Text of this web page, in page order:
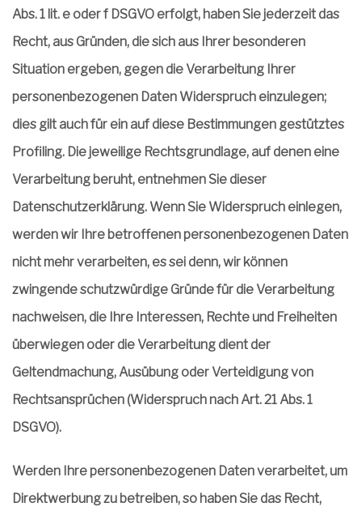
Abs. 1 lit. e oder f DSGVO erfolgt, haben Sie jederzeit das
Recht, aus Gründen, die sich aus Ihrer besonderen
Situation ergeben, gegen die Verarbeitung Ihrer
personenbezogenen Daten Widerspruch einzulegen;
dies gilt auch für ein auf diese Bestimmungen gestütztes
Profiling. Die jeweilige Rechtsgrundlage, auf denen eine
Verarbeitung beruht, entnehmen Sie dieser
Datenschutzerklärung. Wenn Sie Widerspruch einlegen,
werden wir Ihre betroffenen personenbezogenen Daten
nicht mehr verarbeiten, es sei denn, wir können
zwingende schutzwürdige Gründe für die Verarbeitung
nachweisen, die Ihre Interessen, Rechte und Freiheiten
überwiegen oder die Verarbeitung dient der
Geltendmachung, Ausübung oder Verteidigung von
Rechtsansprüchen (Widerspruch nach Art. 21 Abs. 1
DSGVO).
Werden Ihre personenbezogenen Daten verarbeitet, um
Direktwerbung zu betreiben, so haben Sie das Recht,